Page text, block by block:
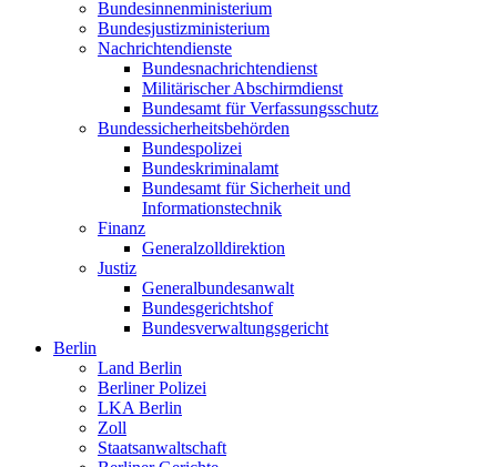
Bundesinnenministerium
Bundesjustizministerium
Nachrichtendienste
Bundesnachrichtendienst
Militärischer Abschirmdienst
Bundesamt für Verfassungsschutz
Bundessicherheitsbehörden
Bundespolizei
Bundeskriminalamt
Bundesamt für Sicherheit und
Informationstechnik
Finanz
Generalzolldirektion
Justiz
Generalbundesanwalt
Bundesgerichtshof
Bundesverwaltungsgericht
Berlin
Land Berlin
Berliner Polizei
LKA Berlin
Zoll
Staatsanwaltschaft